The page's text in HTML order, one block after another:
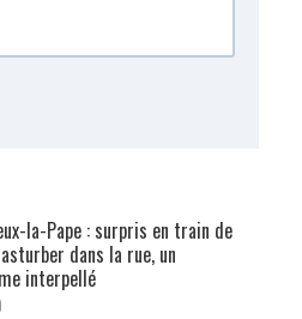
la-Pape : surpris en train de
dans la rue, un
interpellé